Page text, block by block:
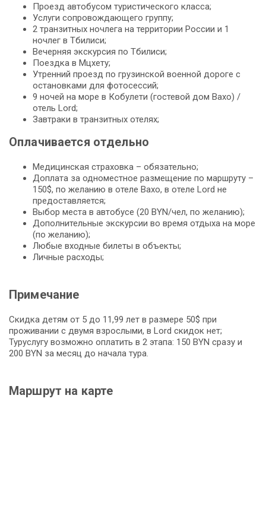
Проезд автобусом туристического класса;
Услуги сопровождающего группу;
2 транзитных ночлега на территории России и 1
ночлег в Тбилиси;
Вечерняя экскурсия по Тбилиси;
Поездка в Мцхету;
Утренний проезд по грузинской военной дороге с
остановками для фотосессий;
9 ночей на море в Кобулети (гостевой дом Вахо) /
отель Lord;
Завтраки в транзитных отелях;
Оплачивается отдельно
Медицинская страховка – обязательно;
Доплата за одноместное размещение по маршруту –
150$, по желанию в отеле Вахо, в отеле Lord не
предоставляется;
Выбор места в автобусе (20 BYN/чел, по желанию);
Дополнительные экскурсии во время отдыха на море
(по желанию);
Любые входные билеты в объекты;
Личные расходы;
Примечание
Скидка детям от 5 до 11,99 лет в размере 50$ при
проживании с двумя взрослыми, в Lord скидок нет;
Туруслугу возможно оплатить в 2 этапа: 150 BYN сразу и
200 BYN за месяц до начала тура.
Маршрут на карте